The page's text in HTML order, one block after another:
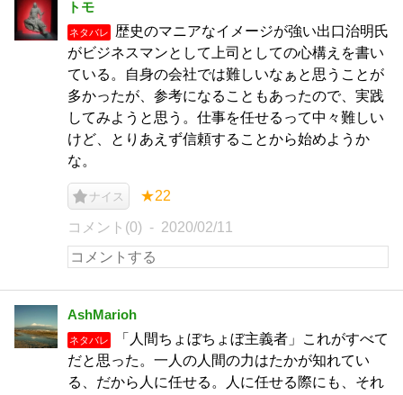
トモ
ネタバレ
歴史のマニアなイメージが強い出口治明氏
がビジネスマンとして上司としての心構えを書い
ている。自身の会社では難しいなぁと思うことが
多かったが、参考になることもあったので、実践
してみようと思う。仕事を任せるって中々難しい
けど、とりあえず信頼することから始めようか
な。
ナイス ★22
コメント(0) 2020/02/11
AshMarioh
ネタバレ
「人間ちょぼちょぼ主義者」これがすべて
だと思った。一人の人間の力はたかが知れてい
る、だから人に任せる。人に任せる際にも、それ